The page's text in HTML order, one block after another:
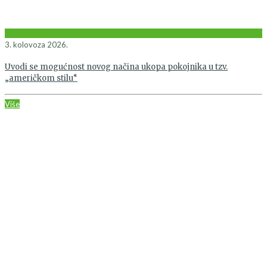
3. kolovoza 2026.
Uvodi se mogućnost novog načina ukopa pokojnika u tzv.
„američkom stilu“
Više